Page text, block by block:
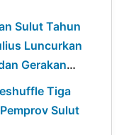
Sulut Tahun
Luncurkan
Gerakan
Tiga
Sulut